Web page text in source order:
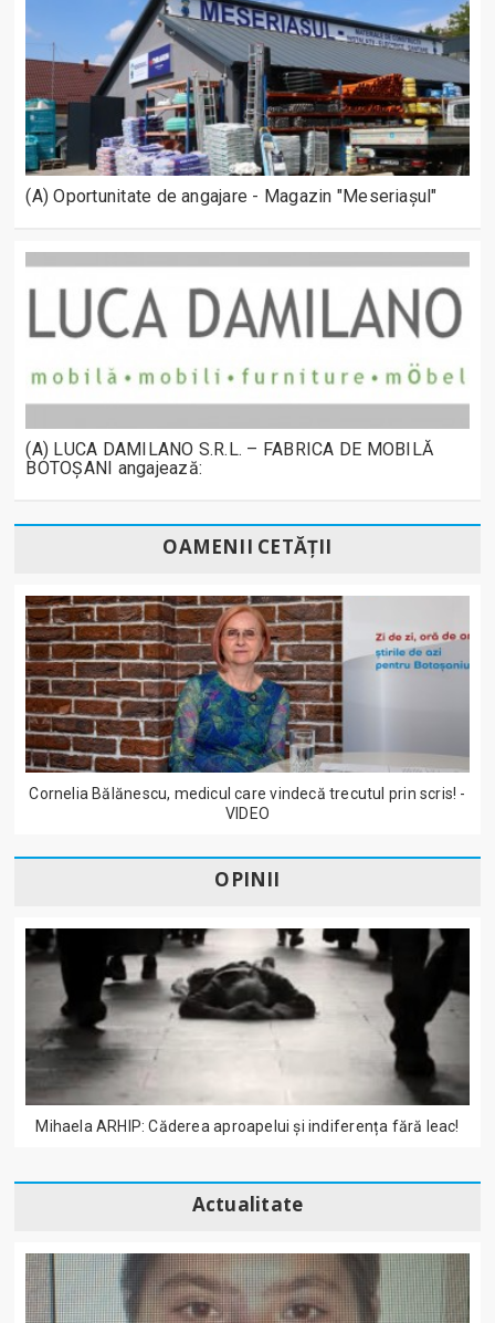
(A) Oportunitate de angajare - Magazin "Meseriașul"
(A) LUCA DAMILANO S.R.L. – FABRICA DE MOBILĂ
BOTOȘANI angajează:
OAMENII CETĂȚII
Cornelia Bălănescu, medicul care vindecă trecutul prin scris! -
VIDEO
OPINII
Mihaela ARHIP: Căderea aproapelui și indiferența fără leac!
Actualitate